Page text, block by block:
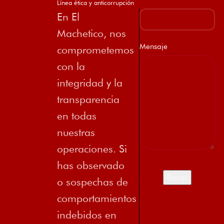
Línea ética y anticorrupción
En El
Machetico, nos
comprometemos
con la
integridad y la
transparencia
en todas
nuestras
operaciones. Si
has observado
o sospechas de
comportamientos
indebidos en
Mensaje